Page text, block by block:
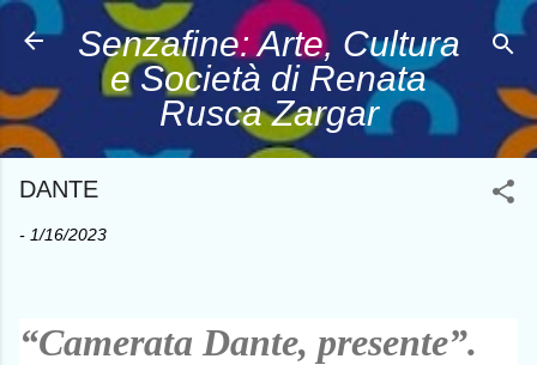
Passa ai contenuti principali
Senzafine: Arte, Cultura
e Società di Renata
Rusca Zargar
DANTE
- 1/16/2023
“Camerata Dante, presente”.